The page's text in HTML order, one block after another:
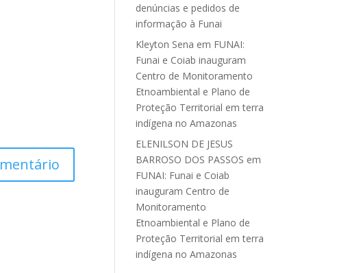
denúncias e pedidos de
informação à Funai
Kleyton Sena em FUNAI:
Funai e Coiab inauguram
Centro de Monitoramento
Etnoambiental e Plano de
Proteção Territorial em terra
indígena no Amazonas
ELENILSON DE JESUS
BARROSO DOS PASSOS em
FUNAI: Funai e Coiab
inauguram Centro de
Monitoramento
Etnoambiental e Plano de
Proteção Territorial em terra
indígena no Amazonas